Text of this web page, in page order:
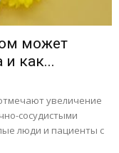
может
как...
увеличение
сосудистыми
люди и пациенты с